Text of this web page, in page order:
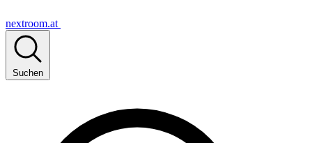
nextroom.at
Suchen